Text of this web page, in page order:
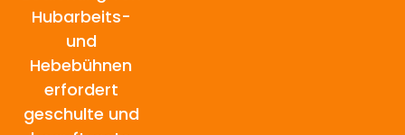
Hubarbeits-
und
Hebebühnen
erfordert
geschulte und